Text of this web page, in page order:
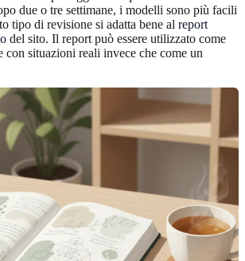
due o tre settimane, i modelli sono più facili
tipo di revisione si adatta bene al report
del sito. Il report può essere utilizzato come
con situazioni reali invece che come un